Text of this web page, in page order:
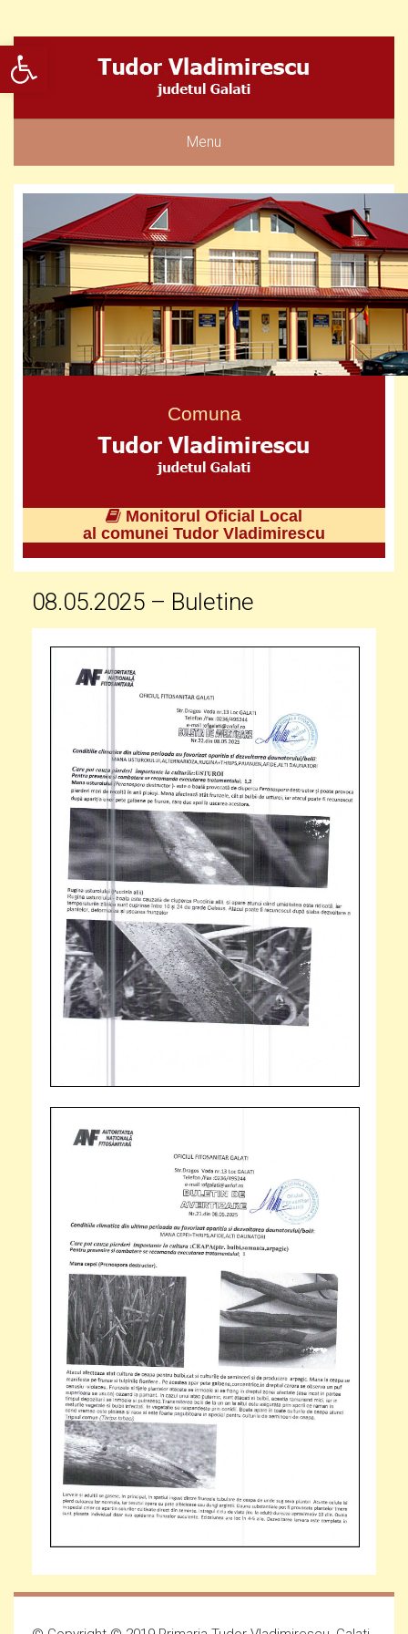
Deschide bara de unelte
Menu
Comuna
Monitorul Oficial Local
al comunei Tudor Vladimirescu
08.05.2025 – Buletine